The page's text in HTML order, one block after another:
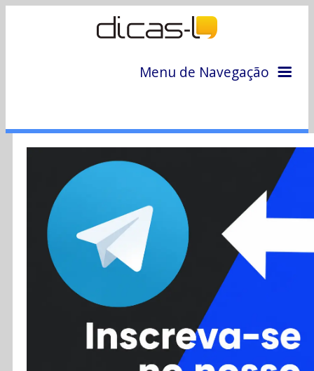
Menu de Navegação
Colunas
Colaboradores
Cursos